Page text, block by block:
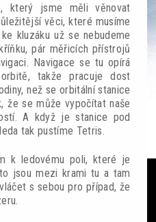
který jsme měli věnovat
věci, které musíme
kluzáku už se nebudeme
pár měřicích přístrojů
Navigace se tu opírá
takže pracuje dost
než se orbitální stanice
že se může vypočítat naše
A když je stanice pod
tak pustíme Tetris.
k ledovému poli, které je
jsou mezi krami tu a tam
s sebou pro případ, že